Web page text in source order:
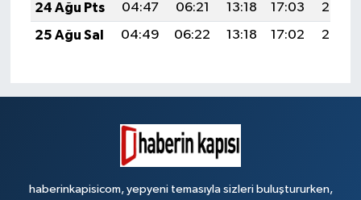
24 Ağu Pts
04:47 06:21 13:18 17:03
20:05
25 Ağu Sal
04:49 06:22 13:18 17:02 20:03
haberinkapisicom, yepyeni temasıyla sizleri buluştururken,